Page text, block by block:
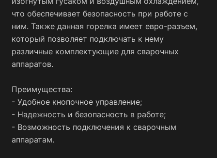
что обеспечивает безопасность при работе с
ним. Также данная горелка имеет евро-разъем,
который позволяет подключать к нему
различные комплектующие для сварочных
аппаратов.
Преимущества:
- Удобное кнопочное управление;
- Надежность и безопасность в работе;
- Возможность подключения к сварочным
аппаратам.